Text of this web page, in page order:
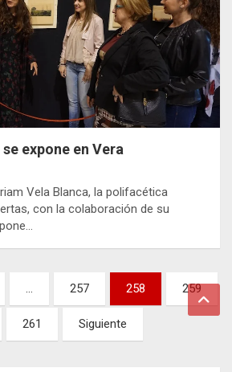
expone en Vera
Vela Blanca, la polifacética
con la colaboración de su
… 257 258 259
261 Siguiente